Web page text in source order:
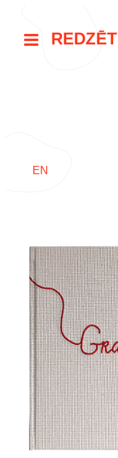
REDZĒT
EN